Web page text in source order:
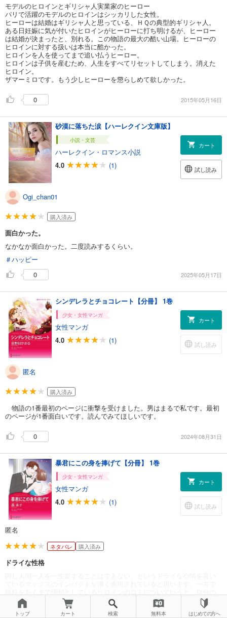
モデルのヒロインとギリシャ人実業家のヒーロー
パリで活躍のモデルのヒロインはシッカリした女性。
ヒーローは結婚はギリシャ人と思っている、ＨＱの典型的ギリシャ人。
ある日妊娠に気が付いたヒロインがヒーローに打ち明けるが、ヒーロー
は結婚が決まったと、別れる。この物語の最大の酷い山場。ヒーローの
ヒロインに対する扱いは本当に酷かった。
ヒロインを人を使ってまで追い払うヒーロー。
ヒロインは子供を産むため、人生をすべてリセットしてしまう。消えた
ヒロイン。
ザマーミロです。もう少しヒーローを懲らしめて欲しかった。
0 2015年05月16日
砂漠に落ちた涙【ハーレクイン文庫版】
小説・文芸
ハーレクイン・ロマンス小説
4.0
(1)
カート
試し読み
Ogi_chan01
購入済み
面白かった。
なかなか面白かった。二度読みするくらい。
＃ハッピー
0
2025年05月17日
シンデレラとチョコレート【分冊】 1巻
少女・女性マンガ
女性マンガ
4.0
(1)
カート
試し読み
匿名
購入済み
物語の1番最初のページに衝撃を受けました。男はまるで私です。最初
のページが1番面白いです。読んでみてほしいです。
0 2024年08月31日
暴君にこの身を捧げて【分冊】 1巻
少女・女性マンガ
女性マンガ
4.0
(1)
カート
試し読み
匿名
ネタバレ 購入済み
ドライな性格
考え方を通せなくなってしまったのが哀れです。せめて結婚後もストレ
スなく生きてほしいと願っています。
トップ カート 検索 無料本 はじめての方へ